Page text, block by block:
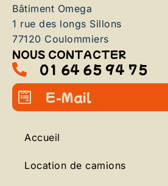
Bâtiment Omega
1 rue des longs Sillons
77120 Coulommiers
NOUS CONTACTER
01 64 65 94 75
E-Mail
Accueil
Location de camions